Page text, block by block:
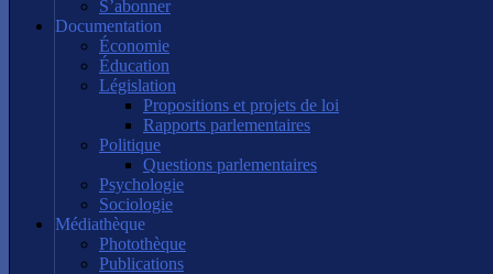
S’abonner
Documentation
Économie
Éducation
Législation
Propositions et projets de loi
Rapports parlementaires
Politique
Questions parlementaires
Psychologie
Sociologie
Médiathèque
Photothèque
Publications